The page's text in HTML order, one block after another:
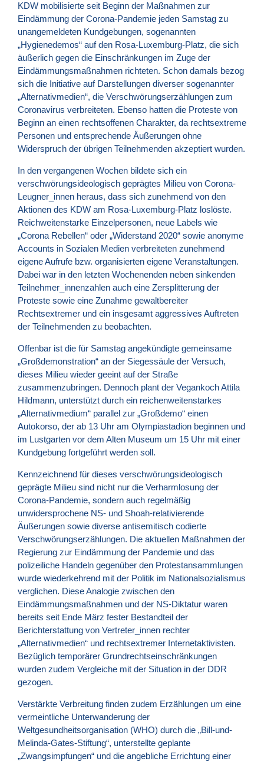
KDW mobilisierte seit Beginn der Maßnahmen zur
Eindämmung der Corona-Pandemie jeden Samstag zu
unangemeldeten Kundgebungen, sogenannten
„Hygienedemos“ auf den Rosa-Luxemburg-Platz, die sich
äußerlich gegen die Einschränkungen im Zuge der
Eindämmungsmaßnahmen richteten. Schon damals bezog
sich die Initiative auf Darstellungen diverser sogenannter
„Alternativmedien“, die Verschwörungserzählungen zum
Coronavirus verbreiteten. Ebenso hatten die Proteste von
Beginn an einen rechtsoffenen Charakter, da rechtsextreme
Personen und entsprechende Äußerungen ohne
Widerspruch der übrigen Teilnehmenden akzeptiert wurden.
In den vergangenen Wochen bildete sich ein
verschwörungsideologisch geprägtes Milieu von Corona-
Leugner_innen heraus, dass sich zunehmend von den
Aktionen des KDW am Rosa-Luxemburg-Platz loslöste.
Reichweitenstarke Einzelpersonen, neue Labels wie
„Corona Rebellen“ oder „Widerstand 2020“ sowie anonyme
Accounts in Sozialen Medien verbreiteten zunehmend
eigene Aufrufe bzw. organisierten eigene Veranstaltungen.
Dabei war in den letzten Wochenenden neben sinkenden
Teilnehmer_innenzahlen auch eine Zersplitterung der
Proteste sowie eine Zunahme gewaltbereiter
Rechtsextremer und ein insgesamt aggressives Auftreten
der Teilnehmenden zu beobachten.
Offenbar ist die für Samstag angekündigte gemeinsame
„Großdemonstration“ an der Siegessäule der Versuch,
dieses Milieu wieder geeint auf der Straße
zusammenzubringen. Dennoch plant der Vegankoch Attila
Hildmann, unterstützt durch ein reichenweitenstarkes
„Alternativmedium“ parallel zur „Großdemo“ einen
Autokorso, der ab 13 Uhr am Olympiastadion beginnen und
im Lustgarten vor dem Alten Museum um 15 Uhr mit einer
Kundgebung fortgeführt werden soll.
Kennzeichnend für dieses verschwörungsideologisch
geprägte Milieu sind nicht nur die Verharmlosung der
Corona-Pandemie, sondern auch regelmäßig
unwidersprochene NS- und Shoah-relativierende
Äußerungen sowie diverse antisemitisch codierte
Verschwörungserzählungen. Die aktuellen Maßnahmen der
Regierung zur Eindämmung der Pandemie und das
polizeiliche Handeln gegenüber den Protestansammlungen
wurde wiederkehrend mit der Politik im Nationalsozialismus
verglichen. Diese Analogie zwischen den
Eindämmungsmaßnahmen und der NS-Diktatur waren
bereits seit Ende März fester Bestandteil der
Berichterstattung von Vertreter_innen rechter
„Alternativmedien“ und rechtsextremer Internetaktivisten.
Bezüglich temporärer Grundrechtseinschränkungen
wurden zudem Vergleiche mit der Situation in der DDR
gezogen.
Verstärkte Verbreitung finden zudem Erzählungen um eine
vermeintliche Unterwanderung der
Weltgesundheitsorganisation (WHO) durch die „Bill-und-
Melinda-Gates-Stiftung“, unterstellte geplante
„Zwangsimpfungen“ und die angebliche Errichtung einer